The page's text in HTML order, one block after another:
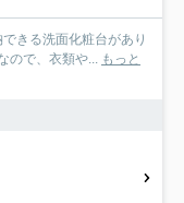
きる洗面化粧台があり
ので、衣類や... もっと